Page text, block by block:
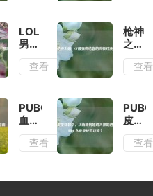
问题
解析
决方
案
选手
赖雪
传奇
竞技
LOL
男刀
最强
出装
对线
到团
图流
攻略
查看
枪神
之
巅，
CF
者的
终极
查看
PUBG
血色
调节
与画
指南
查看
PUBG
皮皮
虾教
学，
吃鸡
查看